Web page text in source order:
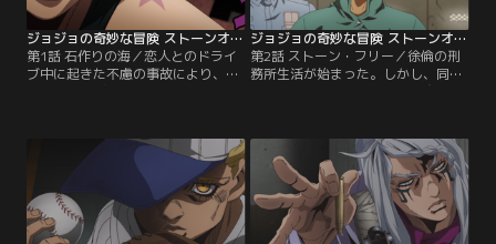
ジョジョの奇妙な冒険 ストーンオーシャン 第01話
第1話 石作りの海／恋人とのドライ
ブ中に起きた不慮の事故により、窃
ドルフィン・ストリート重警備刑務
所」に収容される。15年の実刑に絶
望する徐倫だったが、父から贈られ
たペンダントに触れたことにより、
不思議な力が目覚めていて…。
ジョジョの奇妙な冒険 ストーンオーシャン 第02話
第2話 ストーン・フリー／徐倫の刑
務所生活が始まった。しかし、同じ
監房の囚人・グェスの常軌を逸した
ダントによって、不思議な力・スタ
ンド能力が目覚めていたのだ！グェ
スの能力で身体を小さくされた徐倫
は、自らのスタンド「ストーン・フ
リー」の能力でグェスに立ち向かう
が…。